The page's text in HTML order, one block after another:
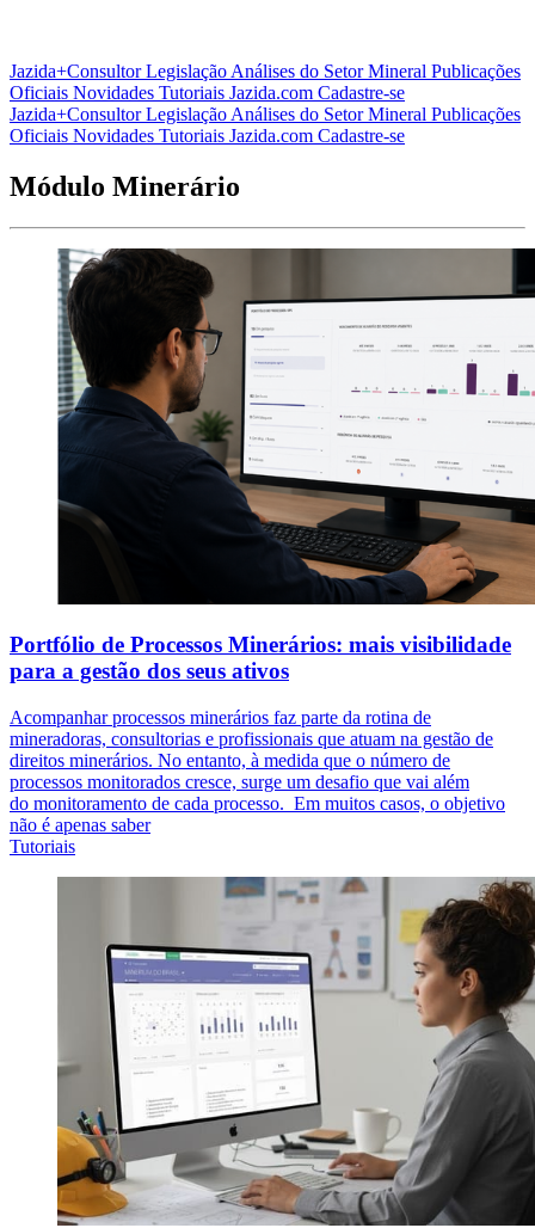
Jazida+ConsultorLegislação Análises do Setor Mineral Publicações
Oficiais Novidades Tutoriais Jazida.com Cadastre-se
Jazida+ConsultorLegislação Análises do Setor Mineral Publicações
Oficiais Novidades Tutoriais Jazida.com Cadastre-se
Módulo Minerário
Portfólio de Processos Minerários: mais visibilidade
para a gestão dos seus ativos
Acompanhar processos minerários faz parte da rotina de
mineradoras, consultorias e profissionais que atuam na gestão de
direitos minerários. No entanto, à medida que o número de
processos monitorados cresce, surge um desafio que vai além
do monitoramento de cada processo. Em muitos casos, o objetivo
não é apenas saber
Tutoriais